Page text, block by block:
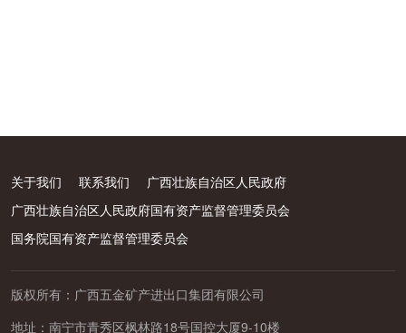
关于我们 联系我们
广西壮族自治区人民政府
广西壮族自治区人民政府国有资产监督管理委员会
国务院国有资产监督管理委员会
版权所有：广西五金矿产进出口集团有限公司
地址：南宁市青秀区枫林路18号国控大厦9-10楼